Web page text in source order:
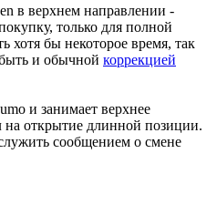
в верхнем направлении -
только для полной
хотя бы некоторое время, так
и обычной коррекцией
и занимает верхнее
открытие длинной позиции.
сообщением о смене